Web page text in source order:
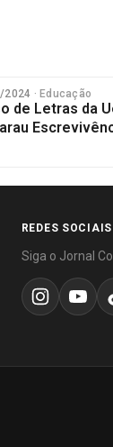
2024 · Educação
de Letras da
REDES SOCIAIS
Siga o Jornal